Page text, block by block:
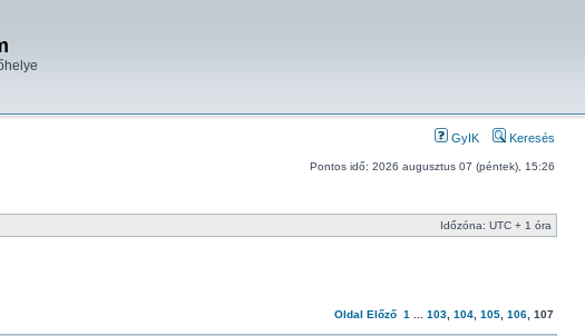
GyIK Keresés
Pontos idő: 2026 augusztus 07 (péntek), 15:26
Időzóna: UTC + 1 óra
Oldal Előző 1 103 104 105 106 107